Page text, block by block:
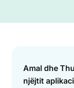
Answer
Amal dhe
njëjtit